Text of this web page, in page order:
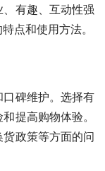
有趣、互动性强
点和使用方法。
碑维护。选择有
提高购物体验。
政策等方面的问